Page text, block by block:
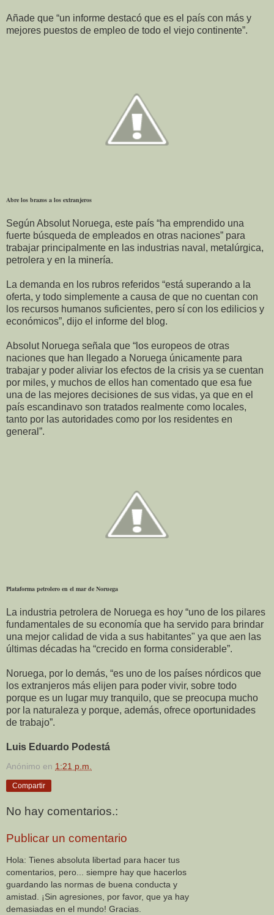
Añade que “un informe destacó que es el país con más y
mejores puestos de empleo de todo el viejo continente”.
Abre los brazos a los extranjeros
Según Absolut Noruega, este país “ha emprendido una
fuerte búsqueda de empleados en otras naciones” para
trabajar principalmente en las industrias naval, metalúrgica,
petrolera y en la minería.
La demanda en los rubros referidos “está superando a la
oferta, y todo simplemente a causa de que no cuentan con
los recursos humanos suficientes, pero sí con los edilicios y
económicos”, dijo el informe del blog.
Absolut Noruega señala que “los europeos de otras
naciones que han llegado a Noruega únicamente para
trabajar y poder aliviar los efectos de la crisis ya se cuentan
por miles, y muchos de ellos han comentado que esa fue
una de las mejores decisiones de sus vidas, ya que en el
país escandinavo son tratados realmente como locales,
tanto por las autoridades como por los residentes en
general”.
Plataforma petrolero en el mar de Noruega
La industria petrolera de Noruega es hoy “uno de los pilares
fundamentales de su economía que ha servido para brindar
una mejor calidad de vida a sus habitantes" ya que aen las
últimas décadas ha “crecido en forma considerable”.
Noruega, por lo demás, “es uno de los países nórdicos que
los extranjeros más elijen para poder vivir, sobre todo
porque es un lugar muy tranquilo, que se preocupa mucho
por la naturaleza y porque, además, ofrece oportunidades
de trabajo”.
Luis Eduardo Podestá
Anónimo en 1:21 p.m.
Compartir
No hay comentarios.:
Publicar un comentario
Hola: Tienes absoluta libertad para hacer tus
comentarios, pero... siempre hay que hacerlos
guardando las normas de buena conducta y
amistad. ¡Sin agresiones, por favor, que ya hay
demasiadas en el mundo! Gracias.